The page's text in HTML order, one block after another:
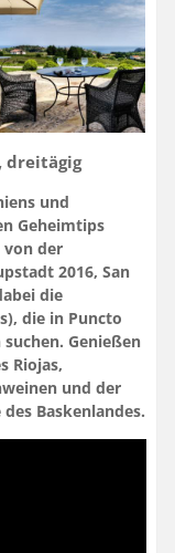
dreitägig
und
Geheimtips
von der
2016, San
die
die in Puncto
Genießen
Riojas,
und der
Baskenlandes.